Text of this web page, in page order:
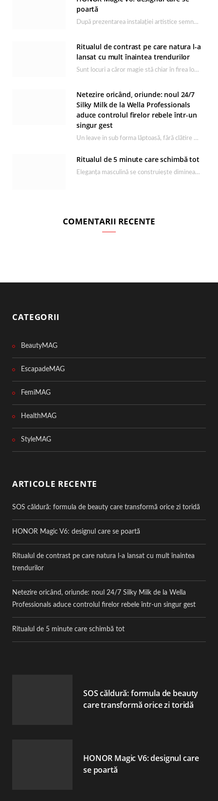
poartă
După prezentarea instalației artistice semnată de Catrinel Săbăciag în cadrul evenimentului de lansare HONOR Magic…
Ritualul de contrast pe care natura l-a
lansat cu mult înaintea trendurilor
Sunt locuri a căror magie stă chiar în firea lor naturală, iar Lacul Ursu din…
Netezire oricând, oriunde: noul 24/7
Silky Milk de la Wella Professionals
aduce controlul firelor rebele într-un
singur gest
Un leave in sub forma lăptoasă, fără clătire care completează rutina Ultimate Smooth și transformă…
Ritualul de 5 minute care schimbă tot
Eleganța masculină se construiește dimineața, în câteva minute și cu produsele potrivite. O rutină de…
COMENTARII RECENTE
CATEGORII
BeautyMAG
EscapadeMAG
FemiMAG
HealthMAG
StyleMAG
ARTICOLE RECENTE
SOS căldură: formula de beauty care transformă orice zi toridă
HONOR Magic V6: designul care se poartă
Ritualul de contrast pe care natura l-a lansat cu mult înaintea
trendurilor
Netezire oricând, oriunde: noul 24/7 Silky Milk de la Wella
Professionals aduce controlul firelor rebele într-un singur gest
Ritualul de 5 minute care schimbă tot
SOS căldură: formula de beauty
care transformă orice zi toridă
HONOR Magic V6: designul care
se poartă